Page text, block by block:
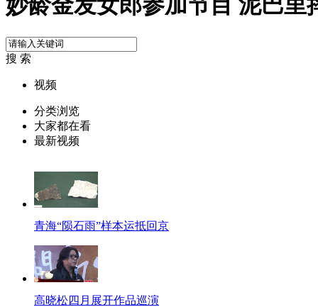
妙龄金发女郎参加节目 泥巴
搜 索
视频
分类浏览
大家都在看
最新视频
青海“陨石雨”样本运抵回京
高晓松四月展开作品巡演